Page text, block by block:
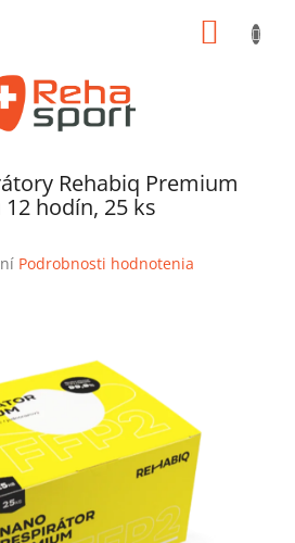
Rehabiq Premium
hodín, 25 ks
Podrobnosti hodnotenia